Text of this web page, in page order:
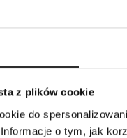
z plików cookie
do
o tym, jak